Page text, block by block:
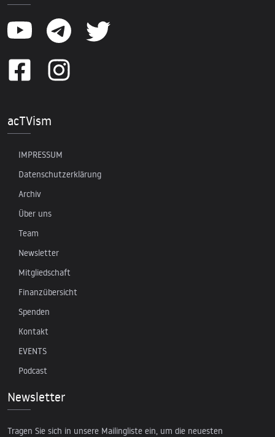
acTVism
IMPRESSUM
Datenschutzerklärung
Archiv
Über uns
Team
Newsletter
Mitgliedschaft
Finanzübersicht
Spenden
Kontakt
EVENTS
Podcast
Newsletter
Tragen Sie sich in unsere Mailingliste ein, um die neuesten